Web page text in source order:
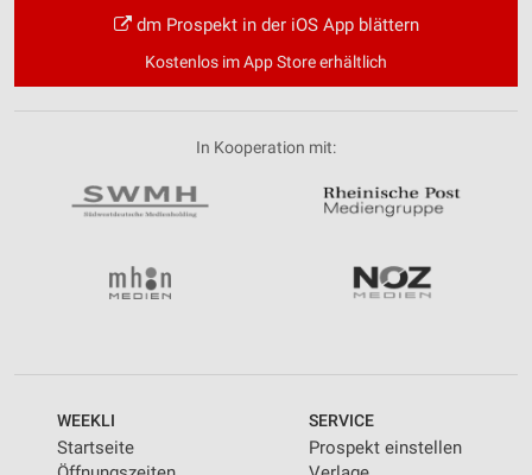
dm Prospekt in der iOS App blättern
Kostenlos im App Store erhältlich
In Kooperation mit:
WEEKLI
Startseite
SERVICE
Prospekt einstellen